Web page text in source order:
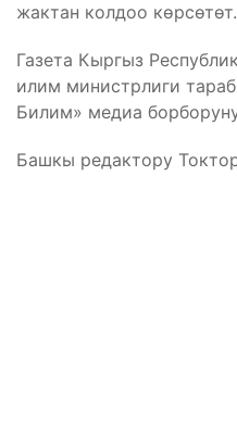
жактан колдоо көрсөтөт.
Газета Кыргыз
илим министрлиги
Билим» медиа
Башкы редактору